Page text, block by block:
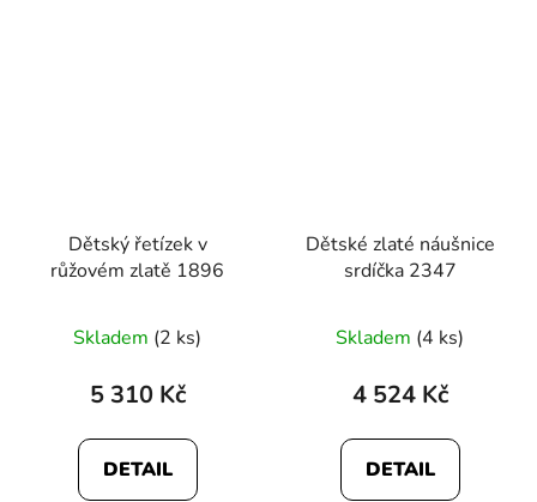
Dětský řetízek v
růžovém zlatě 1896
Skladem (2 ks)
5 310 Kč
DETAIL
Dětské zlaté náušnice
srdíčka 2347
Skladem (4 ks)
4 524 Kč
DETAIL